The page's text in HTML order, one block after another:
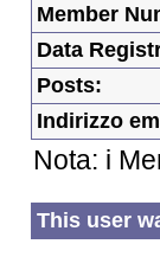
Member
Data
Posts:
Indirizzo
Nota: i
This user